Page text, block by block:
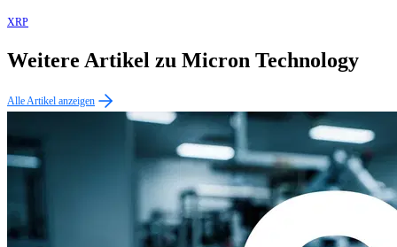
XRP
Weitere Artikel zu Micron Technology
Alle Artikel anzeigen